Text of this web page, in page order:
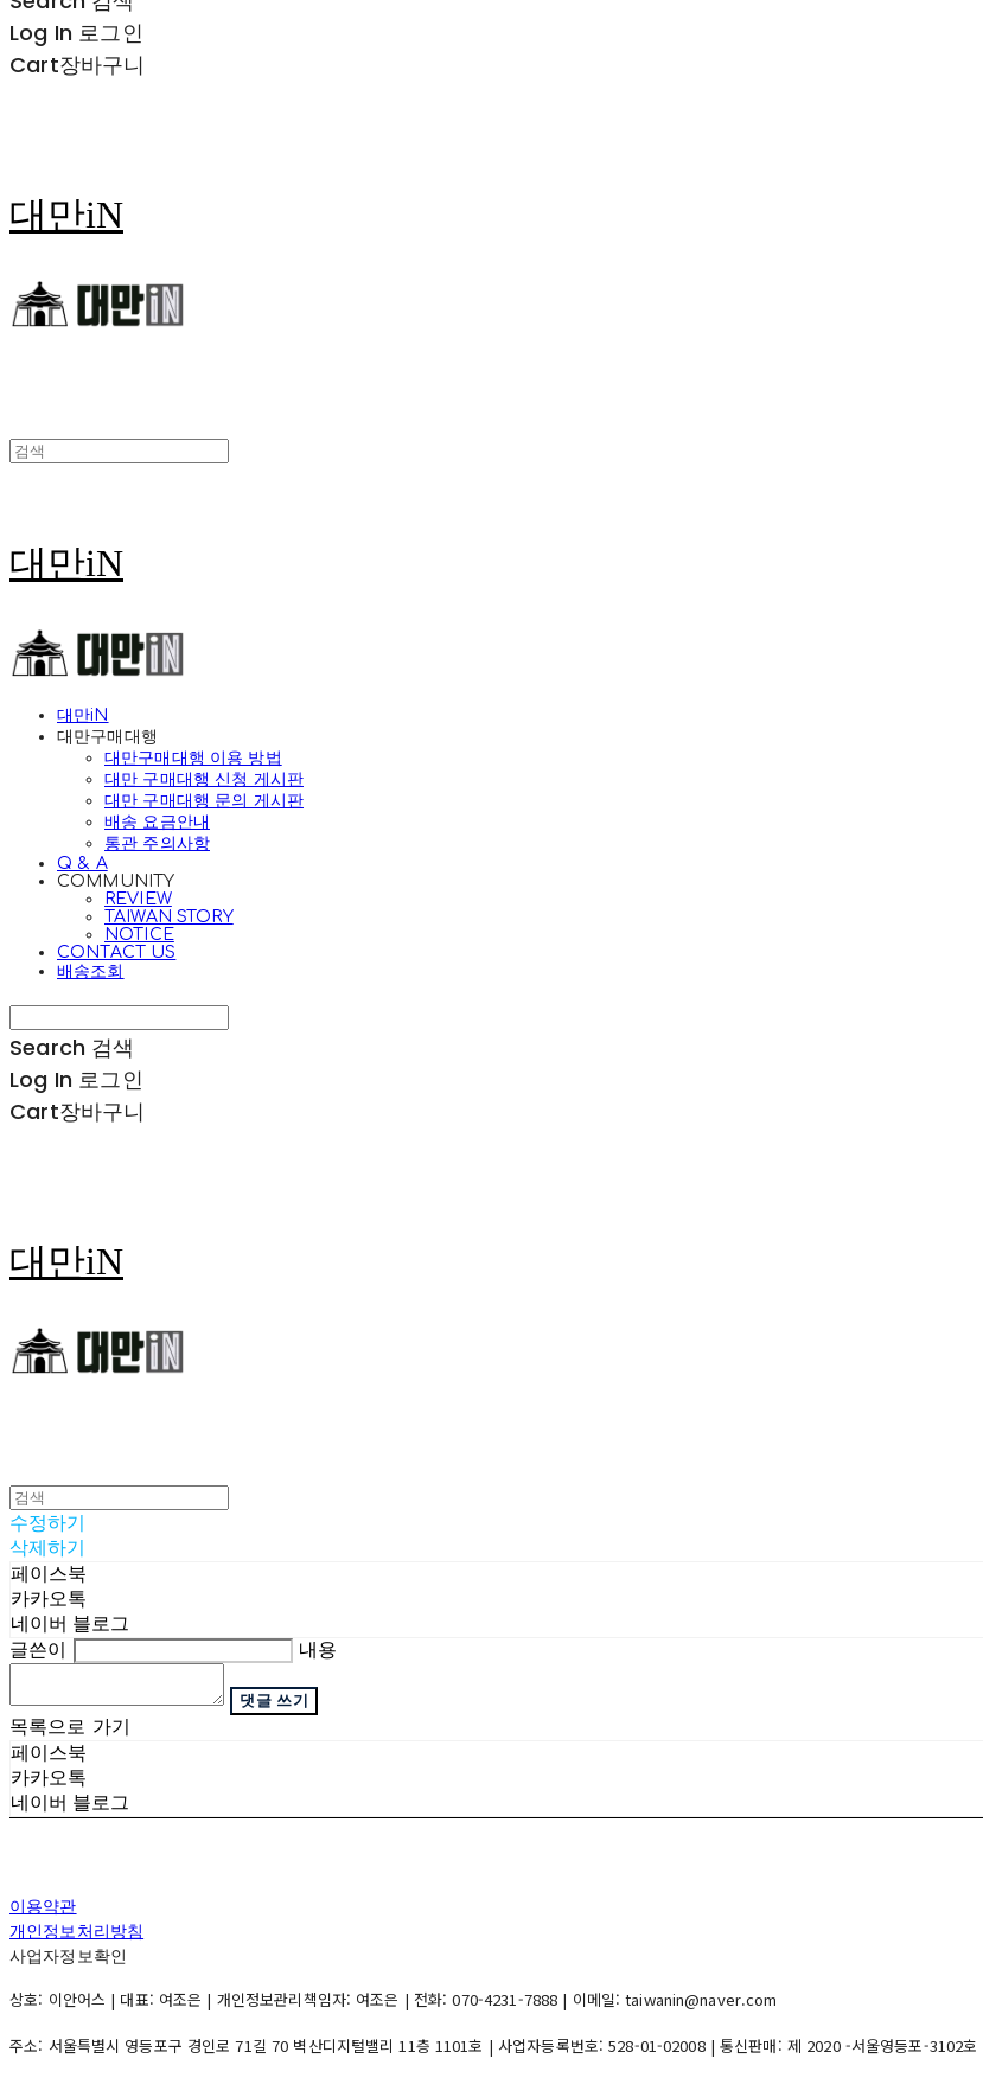
Log In 로그인
Cart장바구니
대만iN
대만iN
대만iN
대만구매대행
대만구매대행 이용 방법
대만 구매대행 신청 게시판
대만 구매대행 문의 게시판
배송 요금안내
통관 주의사항
Q & A
COMMUNITY
REVIEW
TAIWAN STORY
NOTICE
CONTACT US
배송조회
Search 검색
Log In 로그인
Cart장바구니
대만iN
수정하기
삭제하기
페이스북
카카오톡
네이버 블로그
글쓴이 내용
댓글 쓰기
목록으로 가기
페이스북
카카오톡
네이버 블로그
이용약관
개인정보처리방침
사업자정보확인
상호: 이안어스 | 대표: 여조은 | 개인정보관리책임자: 여조은 | 전화: 070-4231-7888 | 이메일: taiwanin@naver.com
주소: 서울특별시 영등포구 경인로 71길 70 벽산디지털밸리 11층 1101호 | 사업자등록번호:528-01-02008| 통신판매: 제 2020 -서울영등포-3102호